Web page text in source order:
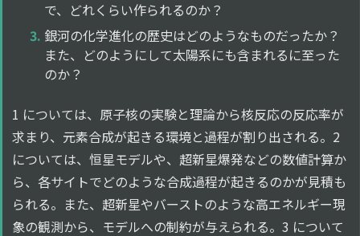
で、どれくらい作られるのか？
銀河の化学進化の歴史はどのようなものだったか？
また、どのようにして太陽系にも含まれるに至った
のか？
1 については、原子核の実験と理論から核反応の反応率が
求まり、元素合成が起きる環境と過程が割り出される。2
については、恒星モデルや、超新星爆発などの数値計算か
ら、各サイトでどのような合成過程が起きるのかが見積も
られる。また、超新星やバーストのような高エネルギー現
象の観測から、モデルへの制約が与えられる。3 について